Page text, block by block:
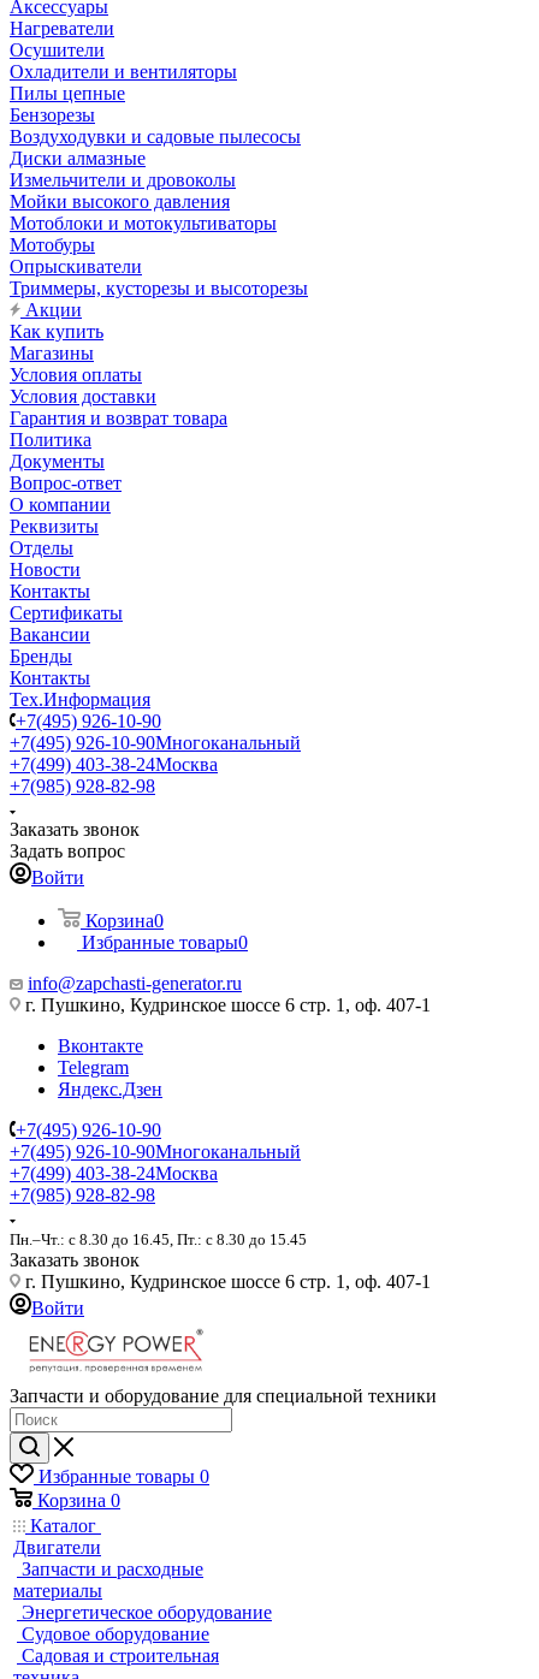
Аксессуары
Нагреватели
Осушители
Охладители и вентиляторы
Пилы цепные
Бензорезы
Воздуходувки и садовые пылесосы
Диски алмазные
Измельчители и дровоколы
Мойки высокого давления
Мотоблоки и мотокультиваторы
Мотобуры
Опрыскиватели
Триммеры, кусторезы и высоторезы
Акции
Как купить
Магазины
Условия оплаты
Условия доставки
Гарантия и возврат товара
Политика
Документы
Вопрос-ответ
О компании
Реквизиты
Отделы
Новости
Контакты
Сертификаты
Вакансии
Бренды
Контакты
Тех.Информация
+7(495) 926-10-90
+7(495) 926-10-90Многоканальный
+7(499) 403-38-24Москва
+7(985) 928-82-98
Заказать звонок
Задать вопрос
Войти
Корзина0
Избранные товары0
info@zapchasti-generator.ru
г. Пушкино, Кудринское шоссе 6 стр. 1, оф. 407-1
Вконтакте
Telegram
Яндекс.Дзен
+7(495) 926-10-90
+7(495) 926-10-90Многоканальный
+7(499) 403-38-24Москва
+7(985) 928-82-98
Пн.–Чт.: с 8.30 до 16.45, Пт.: с 8.30 до 15.45
Заказать звонок
г. Пушкино, Кудринское шоссе 6 стр. 1, оф. 407-1
Войти
Запчасти и оборудование для специальной техники
Избранные товары 0
Корзина 0
Каталог
Двигатели
Запчасти и расходные
материалы
Энергетическое оборудование
Судовое оборудование
Садовая и строительная